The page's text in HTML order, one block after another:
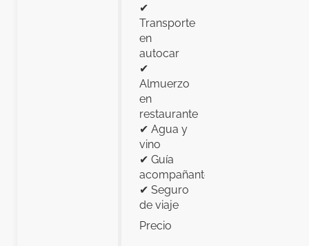
✔
Transporte
en
autocar
✔
Almuerzo
en
restaurante
✔ Agua y
vino
✔ Guía
acompañante
✔ Seguro
de viaje
Precio